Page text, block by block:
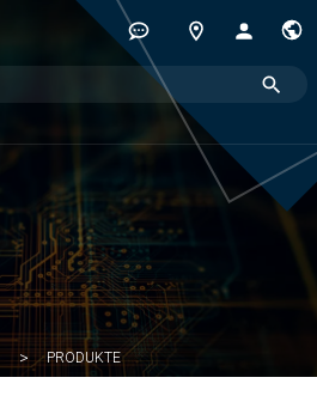
PRODUKTE